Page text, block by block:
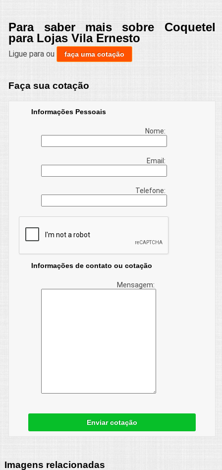
Para saber mais sobre Coquetel
para Lojas Vila Ernesto
Ligue paraou faça uma cotação
Faça sua cotação
Informações Pessoais
Nome:
Email:
Telefone:
Informações de contato ou cotação
Mensagem:
Enviar cotação
Imagens relacionadas